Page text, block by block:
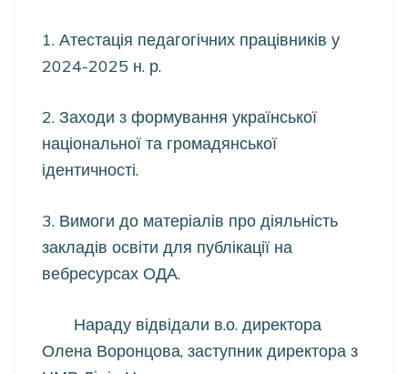
1. Атестація педагогічних працівників у
2024-2025 н. р.
2. Заходи з формування української
національної та громадянської
ідентичності.
3. Вимоги до матеріалів про діяльність
закладів освіти для публікації на
вебресурсах ОДА.
Нараду відвідали в.о. директора
Олена Воронцова, заступник директора з